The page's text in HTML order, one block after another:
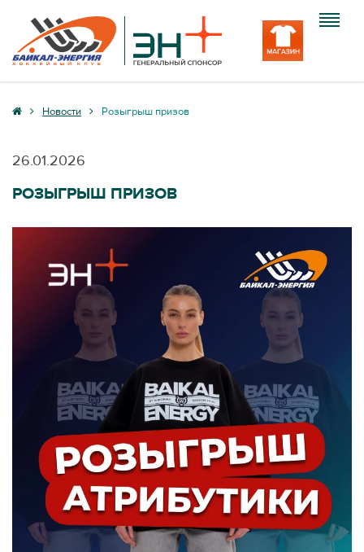
Клуб Новости Розыгрыш призов
26.01.2026
РОЗЫГРЫШ ПРИЗОВ